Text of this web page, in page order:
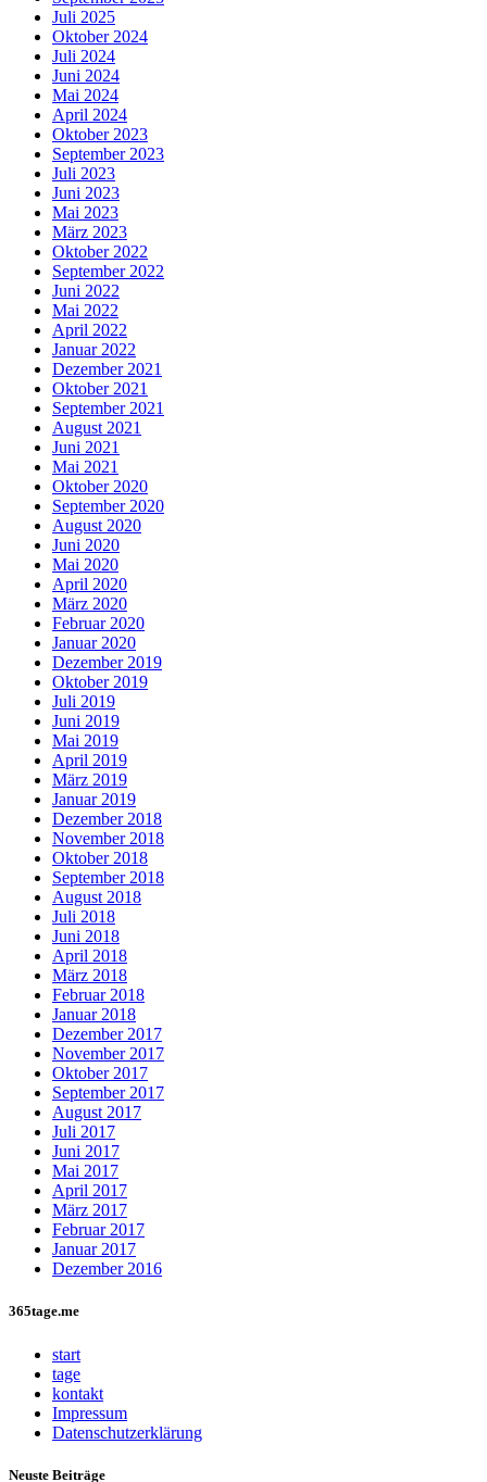
Juli 2025
Oktober 2024
Juli 2024
Juni 2024
Mai 2024
April 2024
Oktober 2023
September 2023
Juli 2023
Juni 2023
Mai 2023
März 2023
Oktober 2022
September 2022
Juni 2022
Mai 2022
April 2022
Januar 2022
Dezember 2021
Oktober 2021
September 2021
August 2021
Juni 2021
Mai 2021
Oktober 2020
September 2020
August 2020
Juni 2020
Mai 2020
April 2020
März 2020
Februar 2020
Januar 2020
Dezember 2019
Oktober 2019
Juli 2019
Juni 2019
Mai 2019
April 2019
März 2019
Januar 2019
Dezember 2018
November 2018
Oktober 2018
September 2018
August 2018
Juli 2018
Juni 2018
April 2018
März 2018
Februar 2018
Januar 2018
Dezember 2017
November 2017
Oktober 2017
September 2017
August 2017
Juli 2017
Juni 2017
Mai 2017
April 2017
März 2017
Februar 2017
Januar 2017
Dezember 2016
365tage.me
start
tage
kontakt
Impressum
Datenschutzerklärung
Neuste Beiträge